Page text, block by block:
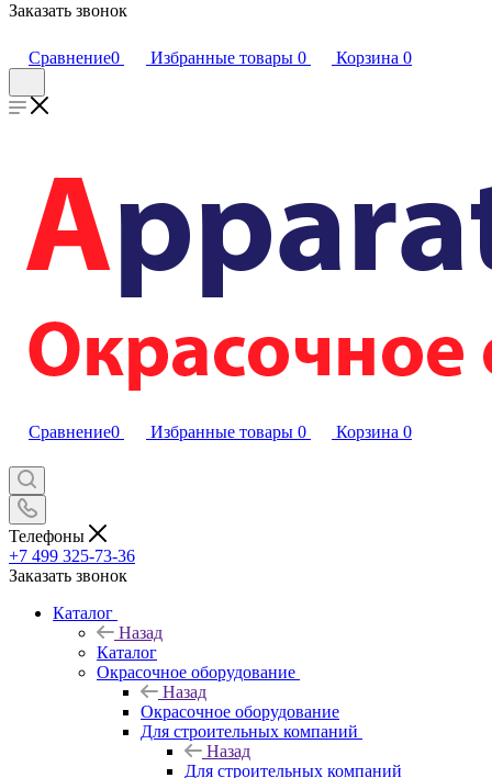
Заказать звонок
Сравнение0 Избранные товары 0 Корзина 0
Сравнение0 Избранные товары 0 Корзина 0
Телефоны
+7 499 325-73-36
Заказать звонок
Каталог
Назад
Каталог
Окрасочное оборудование
Назад
Окрасочное оборудование
Для строительных компаний
Назад
Для строительных компаний